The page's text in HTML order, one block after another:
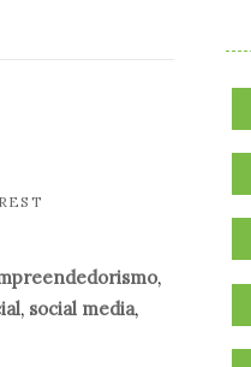
,
, social media,